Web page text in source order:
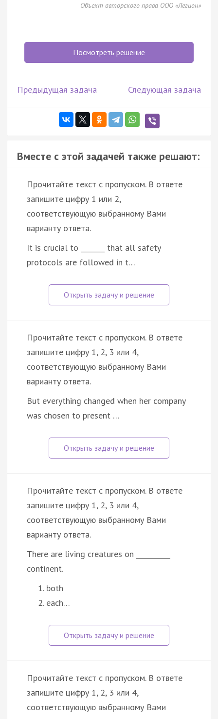
Объект авторского права ООО «Легион»
Посмотреть решение
Предыдущая задача Следующая задача
Вместе с этой задачей также решают:
Прочитайте текст с пропуском. В ответе
запишите цифру 1 или 2,
соответствующую выбранному Вами
варианту ответа.
It is crucial to _______ that all safety
protocols are followed in t…
Прочитайте текст с пропуском. В ответе
запишите цифру 1, 2, 3 или 4,
соответствующую выбранному Вами
варианту ответа.
But everything changed when her company
was chosen to present …
Прочитайте текст с пропуском. В ответе
запишите цифру 1, 2, 3 или 4,
соответствующую выбранному Вами
варианту ответа.
There are living creatures on __________
continent.
both
each…
Прочитайте текст с пропуском. В ответе
запишите цифру 1, 2, 3 или 4,
соответствующую выбранному Вами